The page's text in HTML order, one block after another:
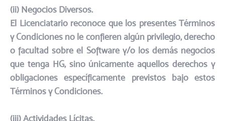
(ii) Negocios Diversos.​
El Licenciatario reconoce que los presentes Términos
y Condiciones no le confieren algún privilegio, derecho
o facultad sobre el Software y/o los demás negocios
que tenga HG, sino únicamente aquellos derechos y
obligaciones específicamente previstos bajo estos
Términos y Condiciones.​
(iii) Actividades Lícitas.​